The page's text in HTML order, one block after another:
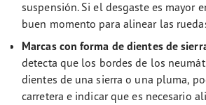
suspensión. Si el desgaste es mayor
buen momento para alinear las
Marcas con forma de dientes de
detecta que los bordes de los
dientes de una sierra o una pluma,
carretera e indicar que es necesario